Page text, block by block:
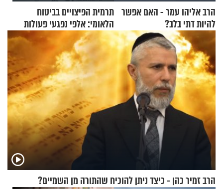
הרב אליהו עמר - האם אפשר
להיות דתי בלב?
תרמית הפיצויים בביטוח
הלאומי: אלפי נפגעי פעולות
איבה קיבלו כספים במירמה
הרב זמיר כהן - כיצד ניתן להוכיח שהתורה מן השמיים?